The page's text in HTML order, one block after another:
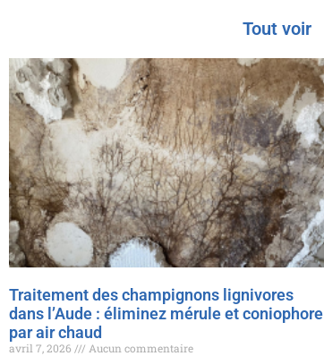
Tout voir
Traitement des champignons lignivores
dans l’Aude : éliminez mérule et coniophore
par air chaud
avril 7, 2026
Aucun commentaire